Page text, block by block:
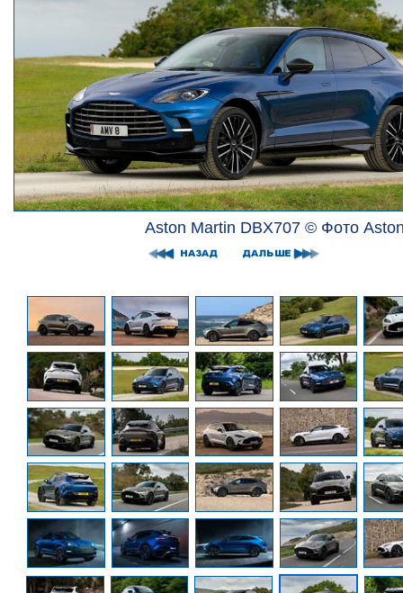
Aston Martin DBX707 © Фото